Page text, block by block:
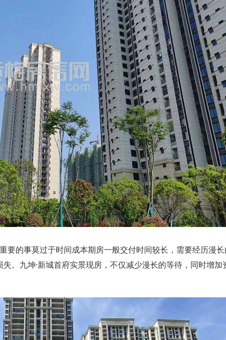
要的事莫过于时间成本期房一般交付时间较长，需要经历漫
。 九坤·新城首府实景现房，不仅减少漫长的等待，同时增加